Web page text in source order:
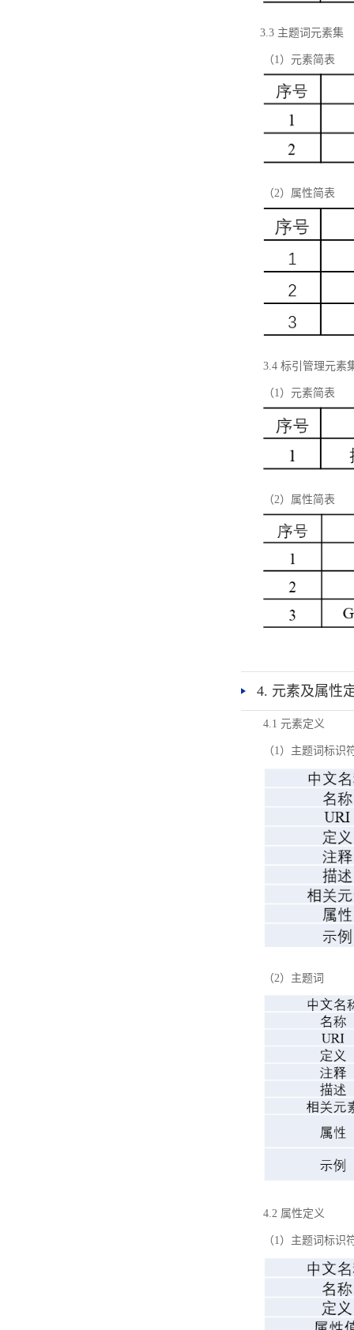
3.3 主题词元素集
（1）元素简表
（2）属性简表
3.4 标引管理元素
（1）元素简表
（2）属性简表
4. 元素及属性
4.1 元素定义
（1）主题词标识
（2）主题词
4.2 属性定义
（1）主题词标识